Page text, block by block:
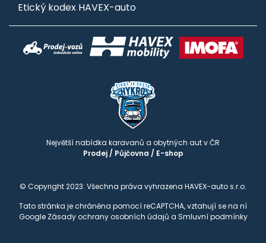
Etický kodex HAVEX-auto
Největší nabídka karavanů a obytných aut v ČR
Prodej/ Půjčovna / E-shop
© Copyright 2023: Všechna práva vyhrazena HAVEX-auto s.r.o.
Tato stránka je chráněna pomocí reCAPTCHA, vztahují se na ní
Google Zásady ochrany osobních údajů a Smluvní podmínky